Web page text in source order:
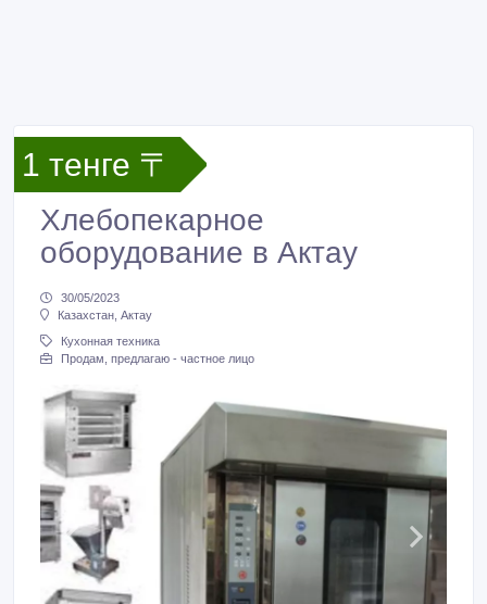
1 тенге 〒
Хлебопекарное
оборудование в Актау
30/05/2023
Казахстан, Актау
Кухонная техника
Продам, предлагаю - частное лицо